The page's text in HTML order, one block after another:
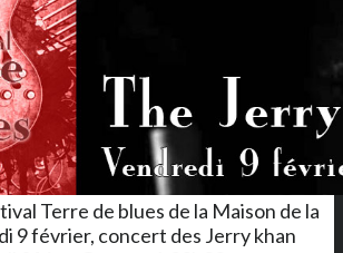
Terre de blues de la Maison de la
9 février, concert des Jerry khan